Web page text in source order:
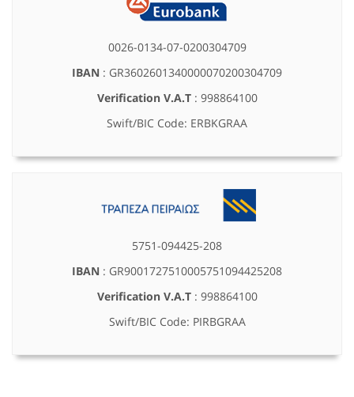
0026-0134-07-0200304709
IBAN : GR3602601340000070200304709
Verification V.A.T: 998864100
Swift/BIC Code: ERBKGRAA
5751-094425-208
IBAN : GR9001727510005751094425208
Verification V.A.T: 998864100
Swift/BIC Code: PIRBGRAA